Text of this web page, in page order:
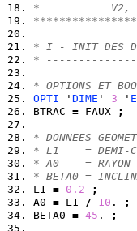
*           V2,
* I - INIT DES
*
* OPTIONS ET
OPTI ' DIME ' 3 '
BTRAC = FAUX ;
* DONNEES
* L1    = DEMI-
* A0    = RAYON
* BETA0 =
L1 = 0.2
;
A0 = L1 / 10 .
;
BETA0 = 45 . ;